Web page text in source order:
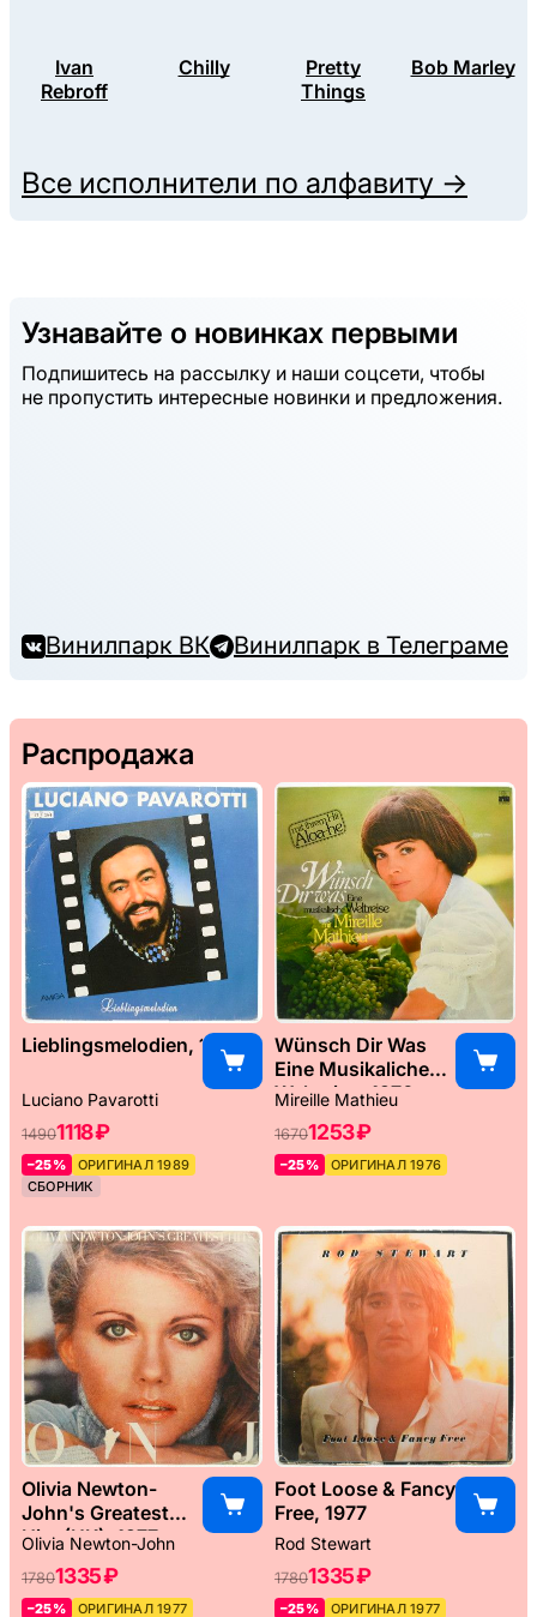
Ivan
Rebroff
Chilly
Pretty
Things
Bob Marley
Все исполнители по алфавиту →
Узнавайте о новинках первыми
Подпишитесь на рассылку и наши соцсети, чтобы
не пропустить интересные новинки и предложения.
Винилпарк ВК Винилпарк в Телеграме
Распродажа
Lieblingsmelodien, 1989
Luciano Pavarotti
14901118 ₽
–25%
ОРИГИНАЛ 1989
СБОРНИК
Wünsch Dir Was
Eine Musikaliche
Weltreise, 1976
Mireille Mathieu
16701253 ₽
–25% ОРИГИНАЛ 1976
Olivia Newton-
John's Greatest
Hits (UK), 1977
Olivia Newton-John
17801335 ₽
–25% ОРИГИНАЛ 1977
Foot Loose & Fancy
Free, 1977
Rod Stewart
17801335 ₽
–25% ОРИГИНАЛ 1977